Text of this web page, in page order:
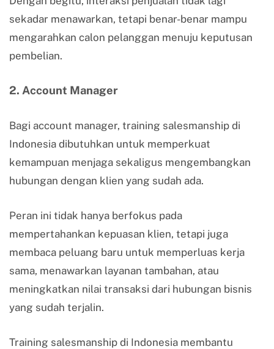
sekadar menawarkan, tetapi benar-benar mampu
mengarahkan calon pelanggan menuju keputusan
pembelian.
2. Account Manager
Bagi account manager, training salesmanship di
Indonesia dibutuhkan untuk memperkuat
kemampuan menjaga sekaligus mengembangkan
hubungan dengan klien yang sudah ada.
Peran ini tidak hanya berfokus pada
mempertahankan kepuasan klien, tetapi juga
membaca peluang baru untuk memperluas kerja
sama, menawarkan layanan tambahan, atau
meningkatkan nilai transaksi dari hubungan bisnis
yang sudah terjalin.
Training salesmanship di Indonesia membantu